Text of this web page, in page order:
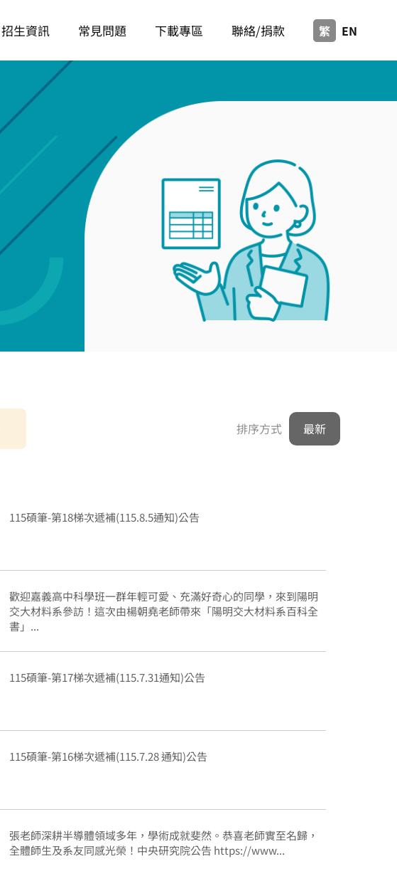
招生資訊 常見問題 下載專區 聯絡/捐款 繁 EN
排序方式
115碩筆-第18梯次遞補(115.8.5通知)公告
歡迎嘉義高中科學班一群年輕可愛、充滿好奇心的同學，來到陽明
交大材料系參訪！這次由楊朝堯老師帶來「陽明交大材料系百科全
書」...
115碩筆-第17梯次遞補(115.7.31通知)公告
115碩筆-第16梯次遞補(115.7.28 通知)公告
張老師深耕半導體領域多年，學術成就斐然。恭喜老師實至名歸，
全體師生及系友同感光榮！中央研究院公告 https://www...